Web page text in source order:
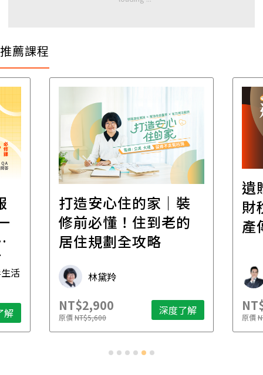
推薦課程
活
解
打造安心住的家｜裝
修前必懂！住到老的
居住規劃全攻略
林黛羚
NT$2,900
原價NT$5,600 深度了解
遺
財
產
原價